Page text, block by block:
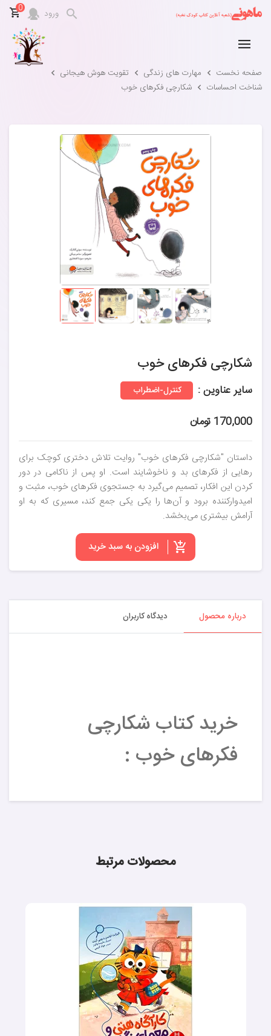
ورود 0
صفحه نخست مهارت های زندگی
تقویت هوش هیجانی
شناخت احساسات
شکارچی فکرهای خوب
شکارچی فکرهای خوب
سایر عناوین : کنترل-اضطراب
170,000 تومان
داستان "شکارچی فکرهای خوب" روایت تلاش دختری کوچک برای
رهایی از فکرهای بد و ناخوشایند است. او پس از ناکامی در دور
کردن این افکار، تصمیم می‌گیرد به جستجوی فکرهای خوب، مثبت و
امیدوارکننده برود و آن‌ها را یکی یکی جمع کند، مسیری که به او
آرامش بیشتری می‌بخشد.
افزودن به سبد خرید
درباره محصول دیدگاه کاربران
خرید کتاب شکارچی
فکرهای خوب :
محصولات مرتبط